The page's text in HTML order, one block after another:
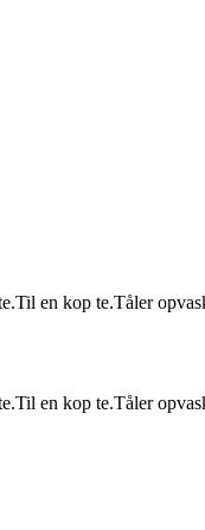
en kop te.Tåler
en kop te.Tåler